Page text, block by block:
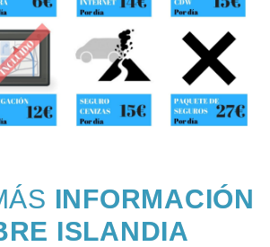
INFORMACIÓN
ISLANDIA